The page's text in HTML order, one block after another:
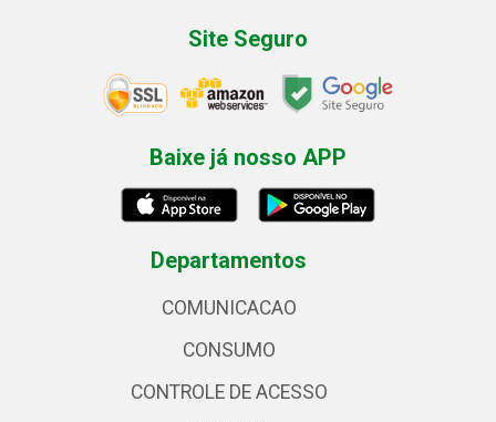
Site Seguro
Baixe já nosso APP
Departamentos
COMUNICACAO
CONSUMO
CONTROLE DE ACESSO